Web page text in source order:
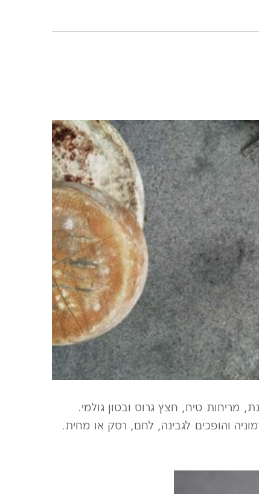
מריחות טיח, חצץ גרוס ובטון גולמי.
והופכים לגבינה, לחם, רסק או מחית.